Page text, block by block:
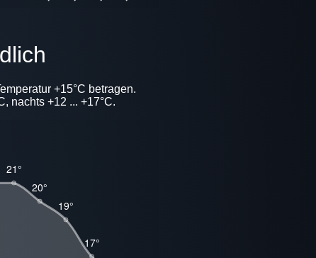
+15°C betragen.
nachts +12 ... +17°C.